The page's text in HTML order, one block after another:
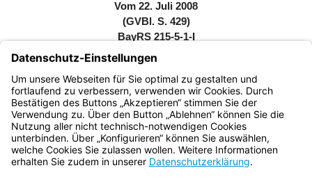
Vom 22. Juli 2008
(GVBl. S. 429)
BayRS 215-5-1-I
Vollzitat nach RedR: Bayerisches Rettungsdienstgesetz
(BayRDG) vom 22. Juli 2008 (GVBl. S. 429, BayRS 215-5-
1-I), das zuletzt durch § 37 des Gesetzes vom 26. März
2026 (GVBl. S. 75) geändert worden ist
Bayern.de
BayernPortal